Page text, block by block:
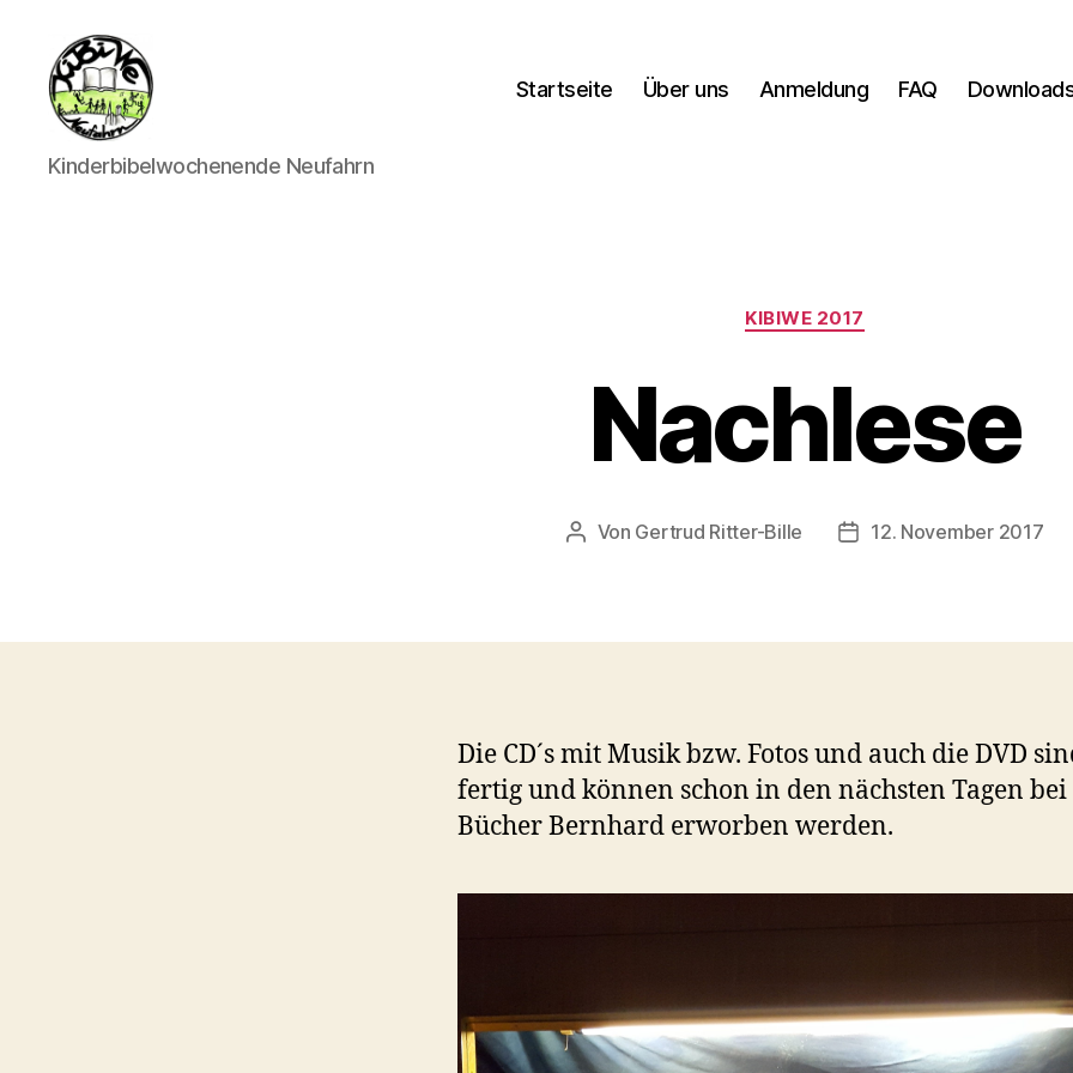
kibiwe
Kinderbibelwochenende Neufahrn
Startseite Über uns Anmeldung FAQ
Kategorien
KIBIWE 2017
Nachlese
Beitragsautor
Von Gertrud Ritter-Bille Veröffentlichungsdatum
12. November 2017
Die CD´s mit Musik bzw. Fotos und auch die DVD
fertig und können schon in den nächsten Tagen bei
Bücher Bernhard erworben werden.